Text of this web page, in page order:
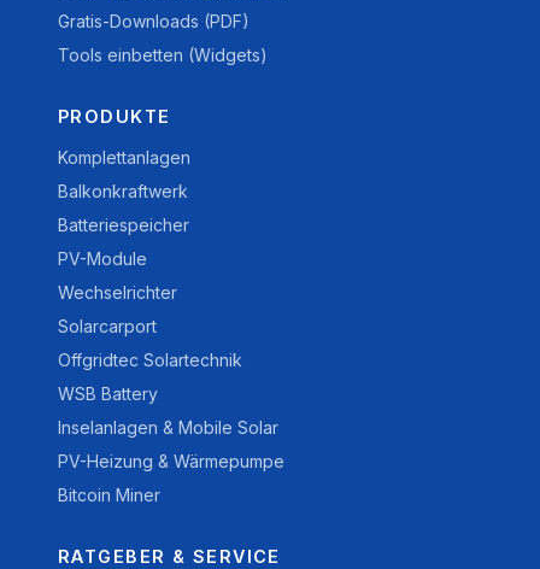
Gratis-Downloads (PDF)
Tools einbetten (Widgets)
PRODUKTE
Komplettanlagen
Balkonkraftwerk
Batteriespeicher
PV-Module
Wechselrichter
Solarcarport
Offgridtec Solartechnik
WSB Battery
Inselanlagen & Mobile Solar
PV-Heizung & Wärmepumpe
Bitcoin Miner
RATGEBER & SERVICE